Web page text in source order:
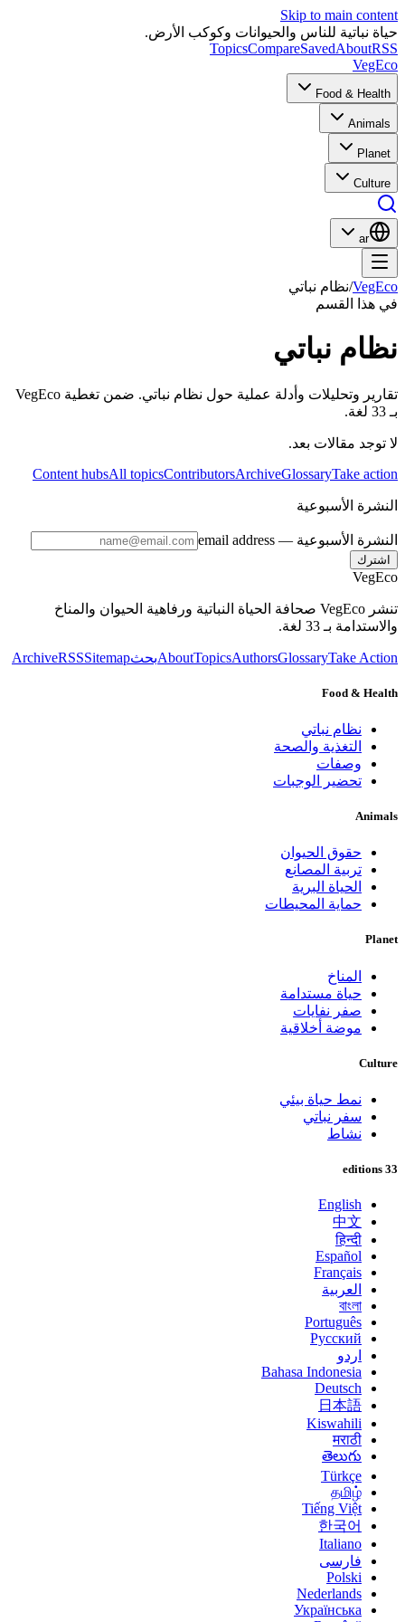
Skip to main content
حياة نباتية للناس والحيوانات وكوكب الأرض.
TopicsCompareSavedAboutRSS
VegEco
Food & Health
Animals
Planet
Culture
ar
VegEco
/نظام نباتي
في هذا القسم
نظام نباتي
تقارير وتحليلات وأدلة عملية حول نظام نباتي. ضمن تغطية VegEco
بـ 33 لغة.
لا توجد مقالات بعد.
Content hubsAll topicsContributorsArchiveGlossaryTake action
النشرة الأسبوعية
النشرة الأسبوعية — email address
اشترك
VegEco
تنشر VegEco صحافة الحياة النباتية ورفاهية الحيوان والمناخ
والاستدامة بـ 33 لغة.
AboutTopicsAuthorsGlossaryTake Action بحث ArchiveRSSSitemap
Food & Health
نظام نباتي
التغذية والصحة
وصفات
تحضير الوجبات
Animals
حقوق الحيوان
تربية المصانع
الحياة البرية
حماية المحيطات
Planet
المناخ
حياة مستدامة
صفر نفايات
موضة أخلاقية
Culture
نمط حياة بيئي
سفر نباتي
نشاط
33 editions
English
中文
हिन्दी
Español
Français
العربية
বাংলা
Português
Русский
اردو
Bahasa Indonesia
Deutsch
日本語
Kiswahili
मराठी
తెలుగు
Türkçe
தமிழ்
Tiếng Việt
한국어
Italiano
فارسی
Polski
Nederlands
Українська